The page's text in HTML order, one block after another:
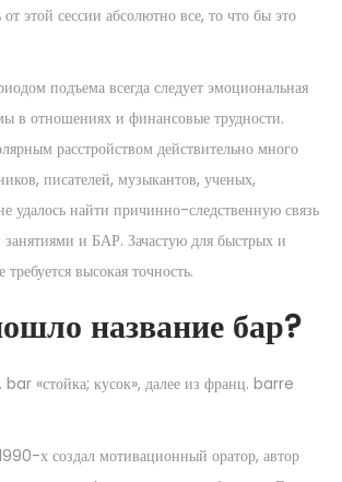
этой сессии абсолютно все, то что бы это
подъема всегда следует эмоциональная
в отношениях и финансовые трудности.
расстройством действительно много
писателей, музыкантов, ученых,
удалось найти причинно-следственную связь
и БАР. Зачастую для быстрых и
высокая точность.
название бар?
bar «стойка; кусок», далее из франц. barre
х создал мотивационный оратор, автор